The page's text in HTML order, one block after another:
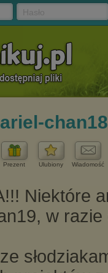
ariel-chan18
Prezent Ulubiony Wiadomość